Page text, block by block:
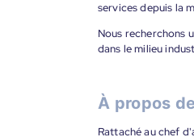
services depuis la
Nous recherchons
dans le milieu
À propos
Rattaché au chef